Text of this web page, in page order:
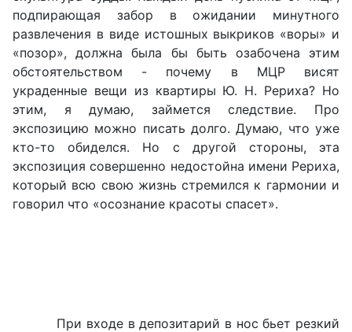
подпирающая забор в ожидании минутного
развлечения в виде истошных выкриков «воры» и
«позор», должна была бы быть озабочена этим
обстоятельством - почему в МЦР висят
украденные вещи из квартиры Ю. Н. Рериха? Но
этим, я думаю, займется следствие. Про
экспозицию можно писать долго. Думаю, что уже
кто-то обиделся. Но с другой стороны, эта
экспозиция совершенно недостойна имени Рериха,
который всю свою жизнь стремился к гармонии и
говорил что «осознание красоты спасет».
При входе в депозитарий в нос бьет резкий